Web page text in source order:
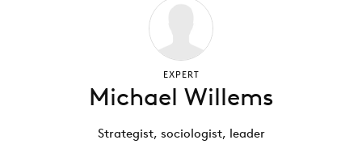
Artificial Intelligence
EXPERT
Michael Willems
Strategist, sociologist, leader